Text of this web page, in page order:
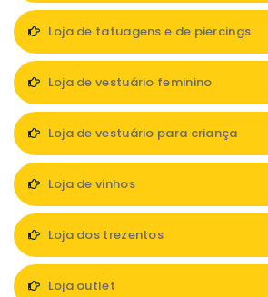
Loja de tatuagens e de piercings
Loja de vestuário feminino
Loja de vestuário para criança
Loja de vinhos
Loja dos trezentos
Loja outlet